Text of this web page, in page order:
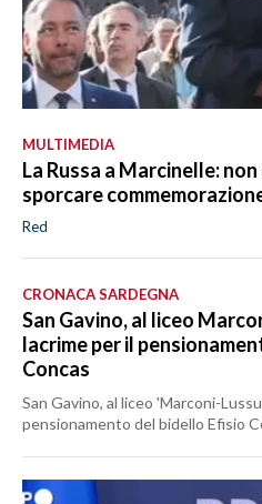
MULTIMEDIA
La Russa a Marcinelle:
sporcare
Red
CRONACA SARDEGNA
San Gavino, al liceo
lacrime per il
Concas
San Gavino, al liceo 'Marconi-
pensionamento del bidello Efisio